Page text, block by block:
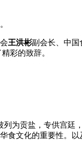
王洪彬副会长、中国
彩的致辞。
为贡盐，专供宫廷
食文化的重要性。